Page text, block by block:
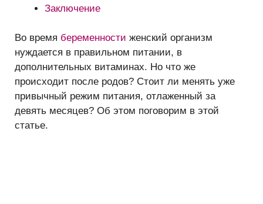
Заключение
Во время беременности женский организм
нуждается в правильном питании, в
дополнительных витаминах. Но что же
происходит после родов? Стоит ли менять уже
привычный режим питания, отлаженный за
девять месяцев? Об этом поговорим в этой
статье.